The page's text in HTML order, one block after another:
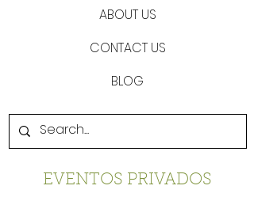
BLOG
ABOUT US
CONTACT US
EVENTOS PRIVADOS